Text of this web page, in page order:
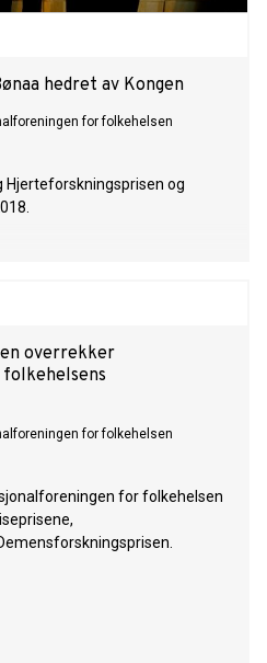
hedret av Kongen
for folkehelsen
Hjerteforskningsprisen og
overrekker
for folkehelsen
for folkehelsen